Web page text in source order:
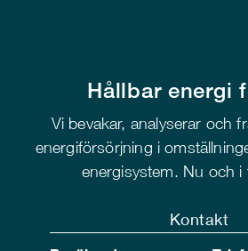
Hållbar energi
Vi bevakar, analyserar och
energiförsörjning i
energisystem. Nu och i
Kontakt